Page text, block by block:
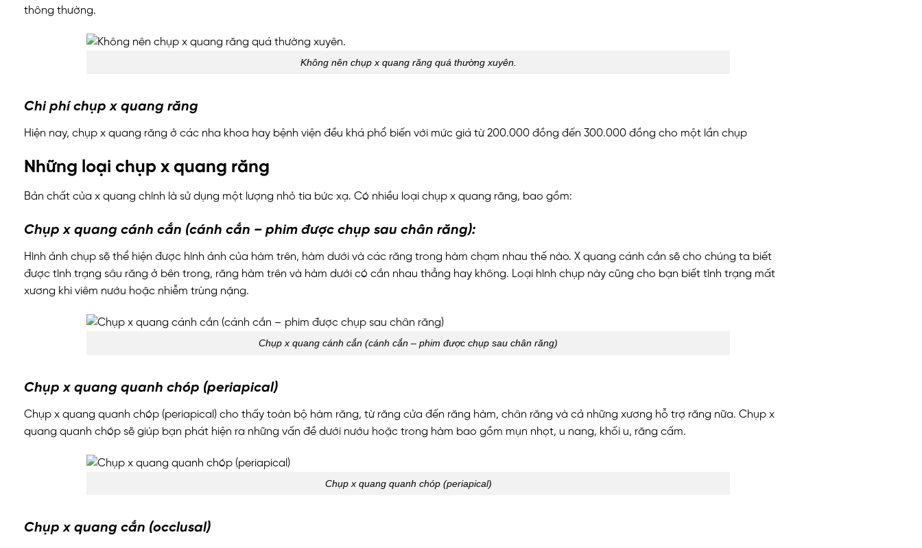
thông thường.
Không nên chụp x quang răng quá thường xuyên.
Chi phí chụp x quang răng
Hiện nay, chụp x quang răng ở các nha khoa hay bệnh viện đều khá phổ biến với mức giá từ 200.000 đồng đến 300.000 đồng cho một lần chụp
Những loại chụp x quang răng
Bản chất của x quang chính là sử dụng một lượng nhỏ tia bức xạ. Có nhiều loại chụp x quang răng, bao gồm:
Chụp x quang cánh cắn (cánh cắn – phim được chụp sau chân răng):
Hình ảnh chụp sẽ thể hiện được hình ảnh của hàm trên, hàm dưới và các răng trong hàm chạm nhau thế nào. X quang cánh cắn sẽ cho chúng ta biết
được tình trạng sâu răng ở bên trong, răng hàm trên và hàm dưới có cắn nhau thẳng hay không. Loại hình chụp này cũng cho bạn biết tình trạng mất
xương khi viêm nướu hoặc nhiễm trùng nặng.
Chụp x quang cánh cắn (cánh cắn – phim được chụp sau chân răng)
Chụp x quang quanh chóp (periapical)
Chụp x quang quanh chóp (periapical) cho thấy toàn bộ hàm răng, từ răng cửa đến răng hàm, chân răng và cả những xương hỗ trợ răng nữa. Chụp x
quang quanh chóp sẽ giúp bạn phát hiện ra những vấn đề dưới nướu hoặc trong hàm bao gồm mụn nhọt, u nang, khối u, răng cấm.
Chụp x quang quanh chóp (periapical)
Chụp x quang cắn (occlusal)